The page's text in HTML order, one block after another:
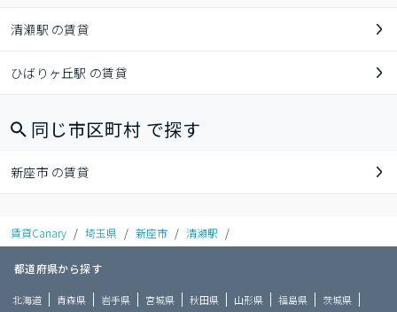
清瀬駅 の賃貸
ひばりヶ丘駅 の賃貸
同じ市区町村 で探す
新座市 の賃貸
賃貸Canary / 埼玉県 / 新座市 / 清瀬駅 /
都道府県から探す
北海道 青森県 岩手県 宮城県 秋田県 山形県 福島県
茨城県